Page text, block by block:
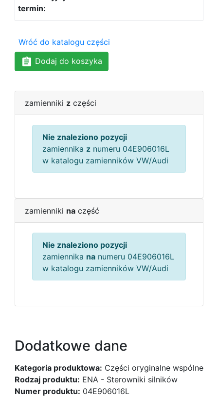
Wróć do katalogu części
Dodaj do koszyka
zamienniki z części
Nie znaleziono pozycji
zamiennika z numeru 04E906016L
w katalogu zamienników VW/Audi
zamienniki na część
Nie znaleziono pozycji
zamiennika na numeru 04E906016L
w katalogu zamienników VW/Audi
Dodatkowe dane
Kategoria produktowa: Części oryginalne wspólne
Rodzaj produktu: ENA - Sterowniki silników
Numer produktu: 04E906016L